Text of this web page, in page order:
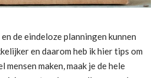
de eindeloze planningen kunnen
en daarom heb ik hier tips om
maken, maak je de hele